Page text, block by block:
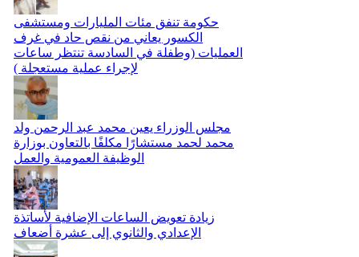
حكومة تنفق مئات المليارات ومستشفى
الكسور يعاني من نقص حاد في غرف
العمليات (وطفلة في السادسة تنتظر ساعات
لإجراء عملية مستعجلة )
مجلس الوزراء يعين محمد عبد الرحمن ولد
محمد لحمد مستشارًا مكلفًا بالتعاون بوزارة
الوظيفة العمومية والعمل
زيادة تعويض الساعات الإضافية لأساتذة
الإعدادي والثانوي إلى عشرة أضعاف